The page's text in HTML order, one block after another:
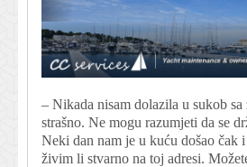
– Nikada nisam dolazila u sukob
strašno. Ne mogu razumjeti da se
Neki dan nam je u kuću došao čak
živim li stvarno na toj adresi.